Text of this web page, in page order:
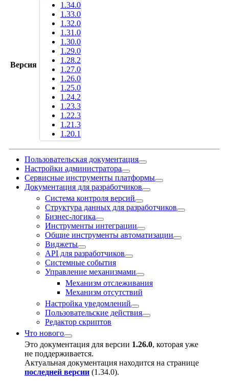
Версия
1.34.0
1.33.0
1.32.0
1.31.0
1.30.0
1.29.0
1.28.2
1.27.0
1.26.0
1.25.0
1.24.2
1.23.3
1.22.3
1.21.3
1.20.1
Пользовательская документация
Настройки администратора
Сервисные инструменты платформы
Документация для разработчиков
Система контроля версий
Структура данных для разработчиков
Бизнес-логика
Инструменты интеграции
Общие инструменты автоматизации
Виджеты
API для разработчиков
Системные события
Управление механизмами
Механизм отслеживания
Механизм отсутствий
Настройка уведомлений
Пользовательские действия
Редактор скриптов
Что нового
Это документация для версии 1.26.0, которая уже
не поддерживается.
Актуальная документация находится на странице
последней версии (1.34.0).